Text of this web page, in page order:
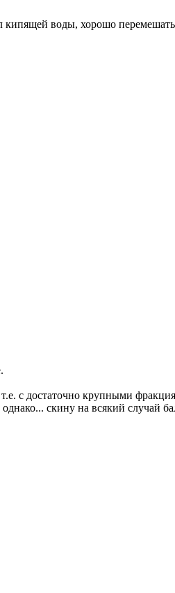
воды, хорошо
достаточно крупными
скину на всякий случай